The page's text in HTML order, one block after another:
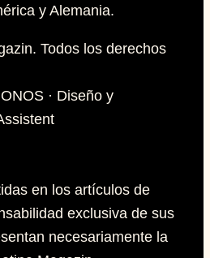
y Alemania.
Todos los derechos
· Diseño y
en los artículos de
exclusiva de sus
necesariamente la